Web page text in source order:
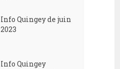
Info Quingey de juin
2023
Info Quingey